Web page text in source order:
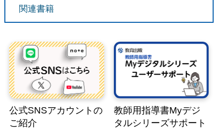
関連書籍
公式SNSアカウントの
ご紹介
教師用指導書Myデジ
タルシリーズサポート